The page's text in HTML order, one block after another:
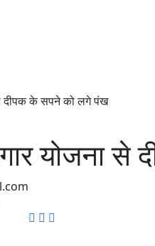
दीपक के सपने को लगे पंख
योजना